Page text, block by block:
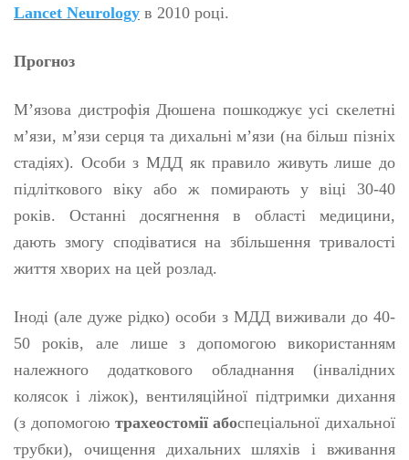
Lancet Neurology в 2010 році.
Прогноз
М’язова дистрофія Дюшена пошкоджує усі скелетні
м’язи, м’язи серця та дихальні м’язи (на більш пізніх
стадіях). Особи з МДД як правило живуть лише до
підліткового віку або ж помирають у віці 30-40
років. Останні досягнення в області медицини,
дають змогу сподіватися на збільшення тривалості
життя хворих на цей розлад.
Іноді (але дуже рідко) особи з МДД виживали до 40-
50 років, але лише з допомогою використанням
належного додаткового обладнання (інвалідних
колясок і ліжок), вентиляційної підтримки дихання
(з допомогою трахеостомії абоспеціальної дихальної
трубки), очищення дихальних шляхів і вживання